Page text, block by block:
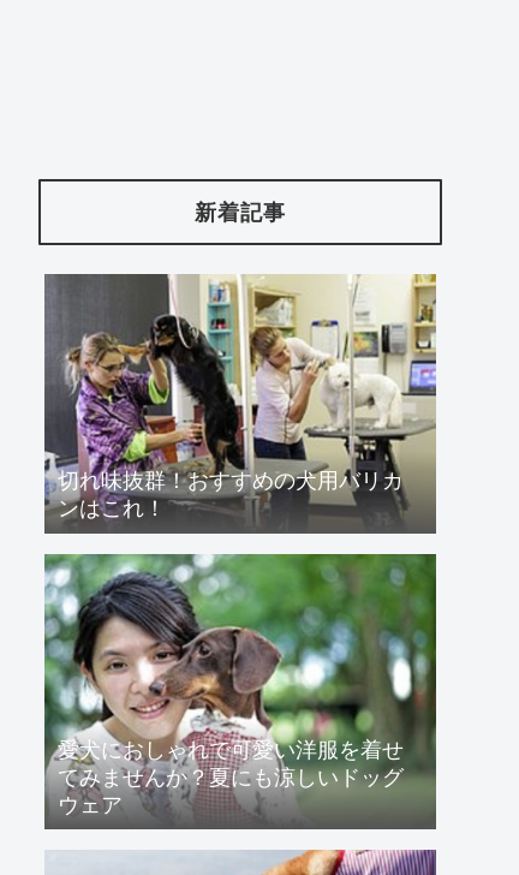
新着記事
切れ味抜群！おすすめの犬用バリカ
ンはこれ！
愛犬におしゃれで可愛い洋服を着せ
てみませんか？夏にも涼しいドッグ
ウェア